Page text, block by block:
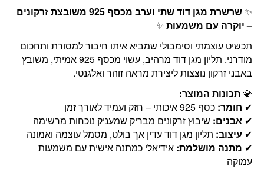
✨
שרשרת מגן דוד שתי וערב מכסף 925 משובצת זרקונים
– יוקרה עם משמעות✨
תכשיט עוצמתי וסימבולי שמביא איתו חיבור למסורת ותחכום
מודרני. תליון מגן דוד מרהיב, עשוי מכסף 925 אמיתי, משובץ
באבני זרקון נוצצות ליצירת מראה זוהר ואלגנטי.
💎תכונות המוצר:
✔ חומר: כסף 925 איכותי – חזק ועמיד לאורך זמן
✔ אבנים: שיבוץ זרקונים מבריק שמעניק נוכחות מרשימה
✔ עיצוב: תליון מגן דוד עדין אך בולט, מסמל עוצמה ואמונה
✔ מתנה מושלמת: אידיאלי כמתנה אישית עם משמעות
עמוקה